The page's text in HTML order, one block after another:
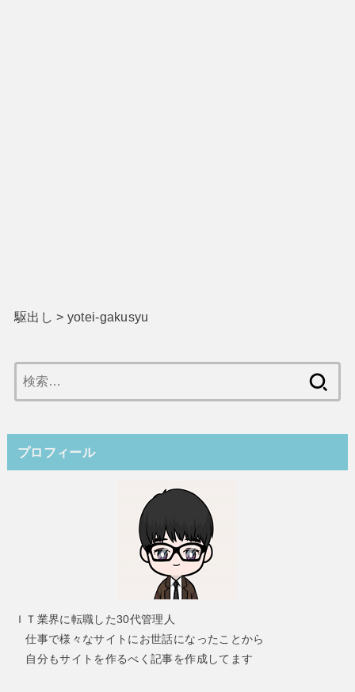
駆出し > yotei-gakusyu
索:
プロフィール
ＩＴ業界に転職した30代管理人
仕事で様々なサイトにお世話になったことから
自分もサイトを作るべく記事を作成してます